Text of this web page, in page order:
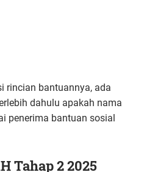
rincian bantuannya, ada
dahulu apakah nama
penerima bantuan sosial
Tahap 2 2025